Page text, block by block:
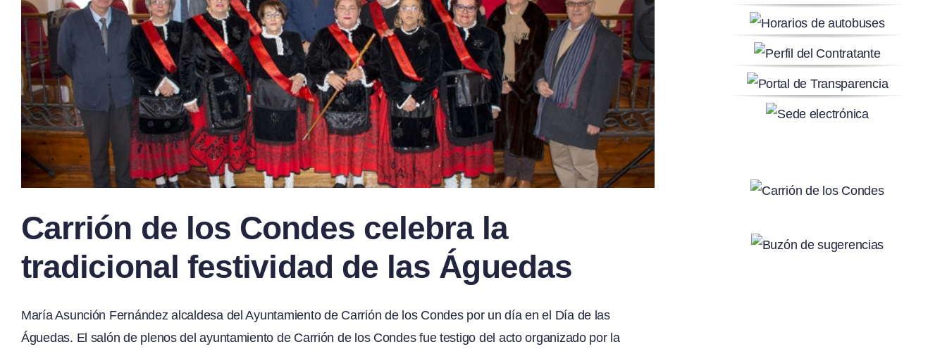
Carrión de los Condes celebra la
tradicional festividad de las Águedas
María Asunción Fernández alcaldesa del Ayuntamiento de Carrión de los Condes por un día en el Día de las
Águedas. El salón de plenos del ayuntamiento de Carrión de los Condes fue testigo del acto organizado por la